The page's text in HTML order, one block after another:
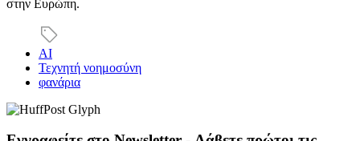
στην Ευρώπη.
ΑΙ
Τεχνητή νοημοσύνη
φανάρια